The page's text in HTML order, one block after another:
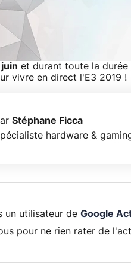
et durant toute la
vivre en direct l'E3 2019 !
Stéphane Ficca
hardware &
un utilisateur de Google
pour ne rien rater de